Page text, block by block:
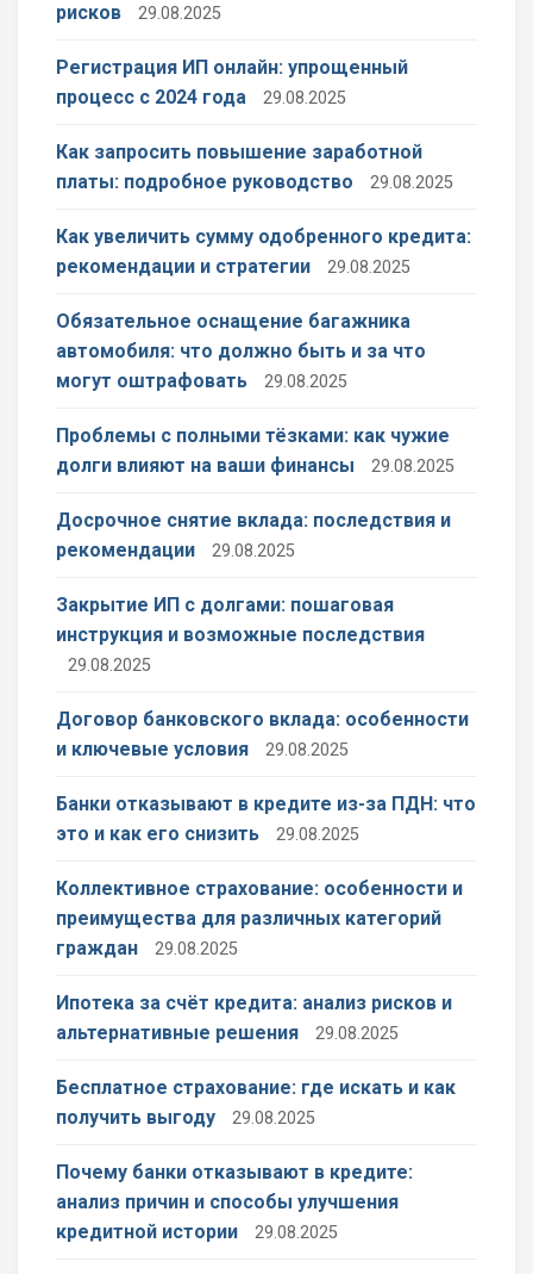
рисков
29.08.2025
Регистрация ИП онлайн: упрощенный
процесс с 2024 года
29.08.2025
Как запросить повышение заработной
платы: подробное руководство
29.08.2025
Как увеличить сумму одобренного кредита:
рекомендации и стратегии
29.08.2025
Обязательное оснащение багажника
автомобиля: что должно быть и за что
могут оштрафовать
29.08.2025
Проблемы с полными тёзками: как чужие
долги влияют на ваши финансы
29.08.2025
Досрочное снятие вклада: последствия и
рекомендации
29.08.2025
Закрытие ИП с долгами: пошаговая
инструкция и возможные последствия
29.08.2025
Договор банковского вклада: особенности
и ключевые условия
29.08.2025
Банки отказывают в кредите из-за ПДН: что
это и как его снизить
29.08.2025
Коллективное страхование: особенности и
преимущества для различных категорий
граждан
29.08.2025
Ипотека за счёт кредита: анализ рисков и
альтернативные решения
29.08.2025
Бесплатное страхование: где искать и как
получить выгоду
29.08.2025
Почему банки отказывают в кредите:
анализ причин и способы улучшения
кредитной истории
29.08.2025